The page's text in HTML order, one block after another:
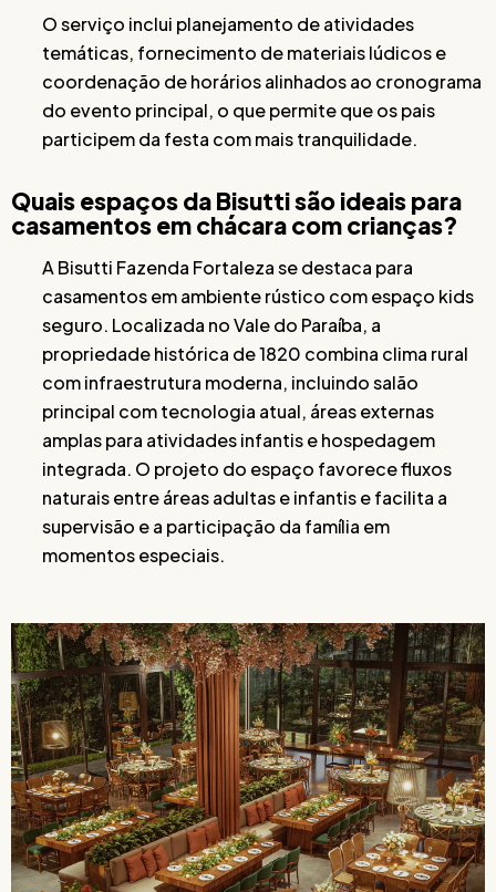
O serviço inclui planejamento de atividades
temáticas, fornecimento de materiais lúdicos e
coordenação de horários alinhados ao cronograma
do evento principal, o que permite que os pais
participem da festa com mais tranquilidade.
Quais espaços da Bisutti são ideais para
casamentos em chácara com crianças?
A Bisutti Fazenda Fortaleza se destaca para
casamentos em ambiente rústico com espaço kids
seguro. Localizada no Vale do Paraíba, a
propriedade histórica de 1820 combina clima rural
com infraestrutura moderna, incluindo salão
principal com tecnologia atual, áreas externas
amplas para atividades infantis e hospedagem
integrada. O projeto do espaço favorece fluxos
naturais entre áreas adultas e infantis e facilita a
supervisão e a participação da família em
momentos especiais.